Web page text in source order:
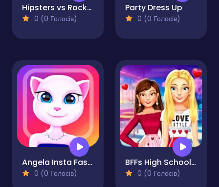
Hipsters vs Rockers
0 (0 Голосів)
Party Dress Up
0 (0 Голосів)
Angela Insta Fashion Stories
0 (0 Голосів)
BFFs High School First Date Look
0 (0 Голосів)